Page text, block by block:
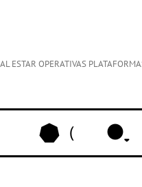
ESTAR OPERATIVAS